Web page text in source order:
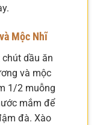
Mộc Nhĩ
dầu ăn
và mộc
1/2 muỗng
mắm để
đà. Xào